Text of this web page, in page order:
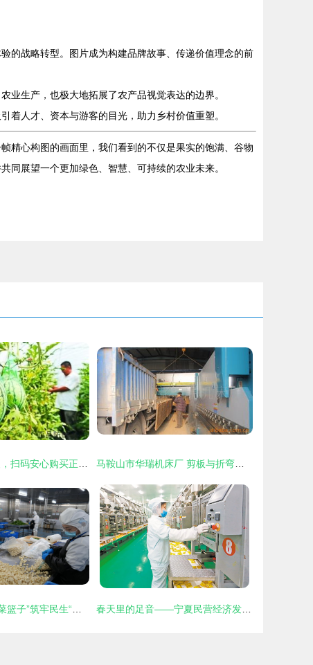
的战略转型。图片成为构建品牌故事、传递价值理念的前
业生产，也极大地拓展了农产品视觉表达的边界。
着人才、资本与游客的目光，助力乡村价值重塑。
精心构图的画面里，我们看到的不仅是果实的饱满、谷物
同展望一个更加绿色、智慧、可持续的农业未来。